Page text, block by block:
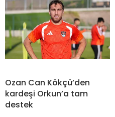
Ozan Can Kökçü’den
kardeşi Orkun’a tam
destek